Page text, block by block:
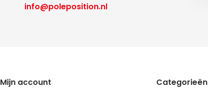
info@poleposition.nl
Mijn account Categorieën